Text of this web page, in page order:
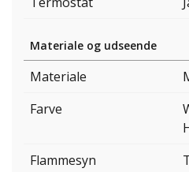
Materiale og udseende
Materiale
Farve
Flammesyn